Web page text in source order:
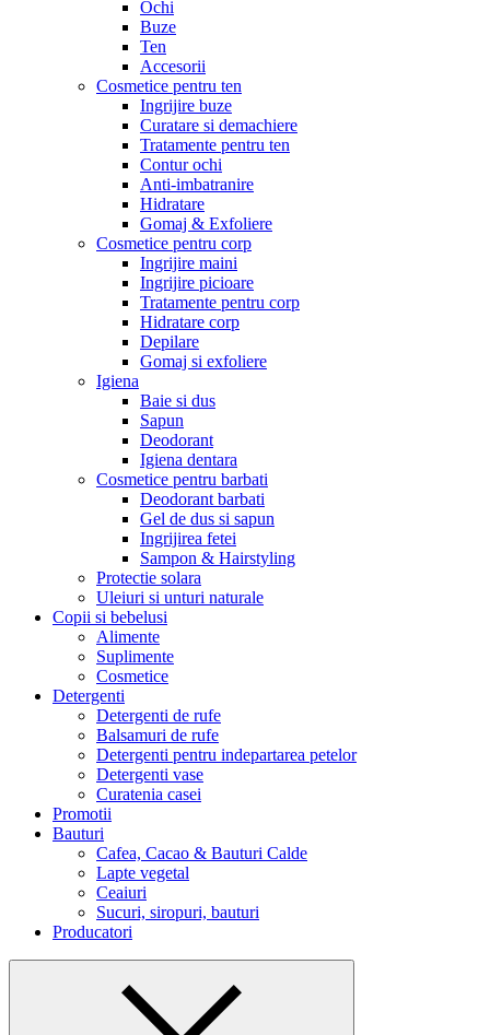
Ochi
Buze
Ten
Accesorii
Cosmetice pentru ten
Ingrijire buze
Curatare si demachiere
Tratamente pentru ten
Contur ochi
Anti-imbatranire
Hidratare
Gomaj & Exfoliere
Cosmetice pentru corp
Ingrijire maini
Ingrijire picioare
Tratamente pentru corp
Hidratare corp
Depilare
Gomaj si exfoliere
Igiena
Baie si dus
Sapun
Deodorant
Igiena dentara
Cosmetice pentru barbati
Deodorant barbati
Gel de dus si sapun
Ingrijirea fetei
Sampon & Hairstyling
Protectie solara
Uleiuri si unturi naturale
Copii si bebelusi
Alimente
Suplimente
Cosmetice
Detergenti
Detergenti de rufe
Balsamuri de rufe
Detergenti pentru indepartarea petelor
Detergenti vase
Curatenia casei
Promotii
Bauturi
Cafea, Cacao & Bauturi Calde
Lapte vegetal
Ceaiuri
Sucuri, siropuri, bauturi
Producatori